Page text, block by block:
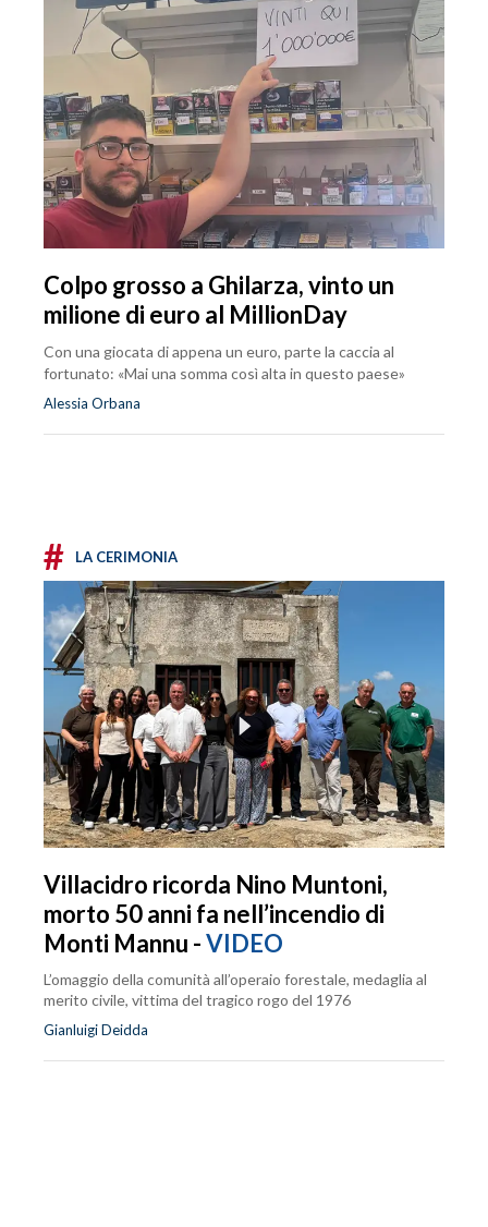
Colpo grosso a Ghilarza, vinto un
milione di euro al MillionDay
Con una giocata di appena un euro, parte la caccia al
fortunato: «Mai una somma così alta in questo paese»
Alessia Orbana
# LA CERIMONIA
Villacidro ricorda Nino Muntoni,
morto 50 anni fa nell’incendio di
Monti Mannu -VIDEO
L’omaggio della comunità all’operaio forestale, medaglia al
merito civile, vittima del tragico rogo del 1976
Gianluigi Deidda